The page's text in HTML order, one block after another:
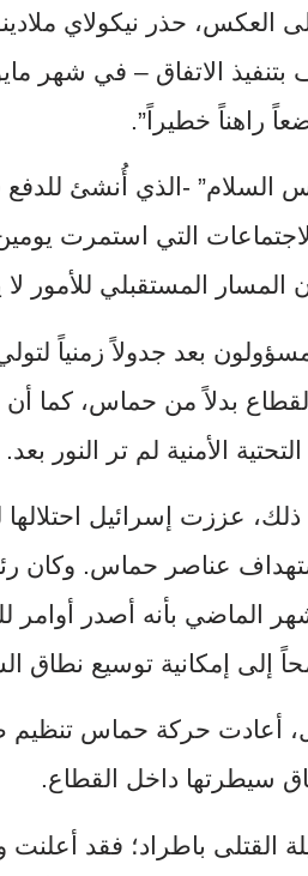
العكس، حذر نيكولاي
بتنفيذ الاتفاق – في شهر
راهناً خطيراً”.
السلام” -الذي أُنشئ
التي استمرت
أن المسار المستقبلي للأمور
بعد جدولاً زمنياً
بدلاً من حماس، كما أن
التحتية الأمنية لم تر النور بعد.
عززت إسرائيل احتلالها
عناصر حماس. وكان رئيس
إلى إمكانية توسيع
أعادت حركة حماس
سيطرتها داخل القطاع.